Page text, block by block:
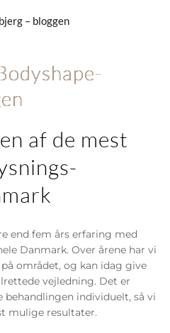
– bloggen
af de mest
end fem års erfaring med
Danmark. Over årene har vi
området, og kan idag give
vejledning. Det er
individuelt, så vi
mulige resultater.